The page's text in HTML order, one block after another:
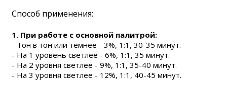
Способ применения:
1. При работе с основной палитрой:
- Тон в тон или темнее - 3%, 1:1, 30-35 минут.
- На 1 уровень светлее - 6%, 1:1, 35 минут.
- На 2 уровня светлее - 9%, 1:1, 35-40 минут.
- На 3 уровня светлее - 12%, 1:1, 40-45 минут.